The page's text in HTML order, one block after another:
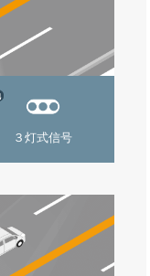
３灯式信号